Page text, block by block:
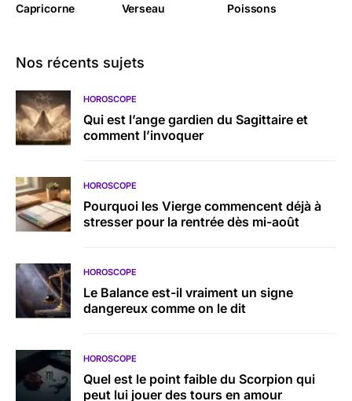
Capricorne Verseau Poissons
Nos récents sujets
HOROSCOPE
Qui est l’ange gardien du Sagittaire et
comment l’invoquer
HOROSCOPE
Pourquoi les Vierge commencent déjà à
stresser pour la rentrée dès mi-août
HOROSCOPE
Le Balance est-il vraiment un signe
dangereux comme on le dit
HOROSCOPE
Quel est le point faible du Scorpion qui
peut lui jouer des tours en amour